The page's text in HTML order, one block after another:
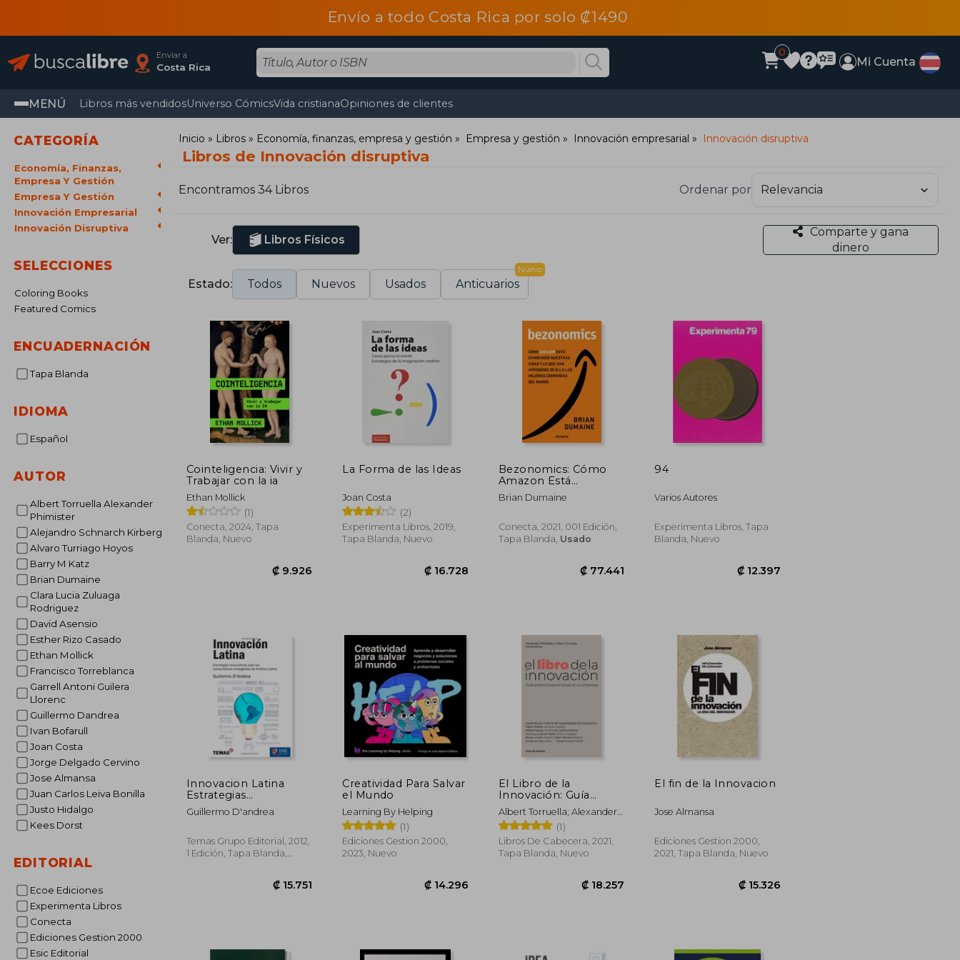
Envío a todo Costa Rica por solo ₡1490
Enviar a
Costa Rica
0
Mi Cuenta
MENÚ Libros más vendidosUniverso CómicsVida cristianaOpiniones de clientes
CATEGORÍA
Economía, Finanzas,
Empresa Y Gestión
Empresa Y Gestión
Innovación Empresarial
Innovación Disruptiva
SELECCIONES
Coloring Books
Featured Comics
ENCUADERNACIÓN
Tapa Blanda
IDIOMA
Español
AUTOR
Albert Torruella Alexander
Phimister
Alejandro Schnarch Kirberg
Alvaro Turriago Hoyos
Barry M Katz
Brian Dumaine
Clara Lucia Zuluaga
Rodriguez
David Asensio
Esther Rizo Casado
Ethan Mollick
Francisco Torreblanca
Garrell Antoni Guilera
Llorenc
Guillermo Dandrea
Ivan Bofarull
Joan Costa
Jorge Delgado Cervino
Jose Almansa
Juan Carlos Leiva Bonilla
Justo Hidalgo
Kees Dorst
EDITORIAL
Ecoe Ediciones
Experimenta Libros
Conecta
Ediciones Gestion 2000
Esic Editorial
Inicio Libros Economía, finanzas, empresa y gestión Empresa y gestión Innovación empresarial Innovación disruptiva
Libros de Innovación disruptiva
Encontramos 34 Libros Ordenar por
Ver: Libros Físicos
Comparte y gana
dinero
Estado: Todos Nuevos Usados Anticuarios
Nuevo
Cointeligencia: Vivir y
Trabajar con la ia
Ethan Mollick
(1)
Conecta, 2024, Tapa
Blanda, Nuevo
₡ 9.926
La Forma de las Ideas
Joan Costa
(2)
Experimenta Libros, 2019,
Tapa Blanda, Nuevo
Bezonomics: Cómo
Amazon Está
Cambiando Nuestras
Vidas y qué han
Mejores Empresas del
Mundo (Conecta)
Brian Dumaine
Conecta, 2021, 001 Edición,
Tapa Blanda, Usado
₡ 77.441
94
Varios Autores
Experimenta Libros, Tapa
Blanda, Nuevo
Innovacion Latina
Estrategias
Innovadoras Para los
Consumidores
America Latina (Rustic
Guillermo D'andrea
Temas Grupo Editorial, 2012,
1 Edición, Tapa Blanda,
Creatividad Para Salvar
el Mundo
Learning By Helping
(1)
Ediciones Gestion 2000,
2023, Nuevo
El Libro de la
Innovación: Guía
Práctica Para Innovar
en tu Empresa
(Temáticos)
Albert Torruella; Alexander
Phimister
(1)
Libros De Cabecera, 2021,
Tapa Blanda, Nuevo
El fin de la Innovacion
Jose Almansa
Ediciones Gestion 2000,
2021, Tapa Blanda, Nuevo